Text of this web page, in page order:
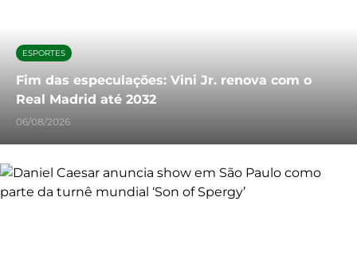
ESPORTES
Fim das especulações: Vini Jr. renova com o
Real Madrid até 2032
06/08/2026